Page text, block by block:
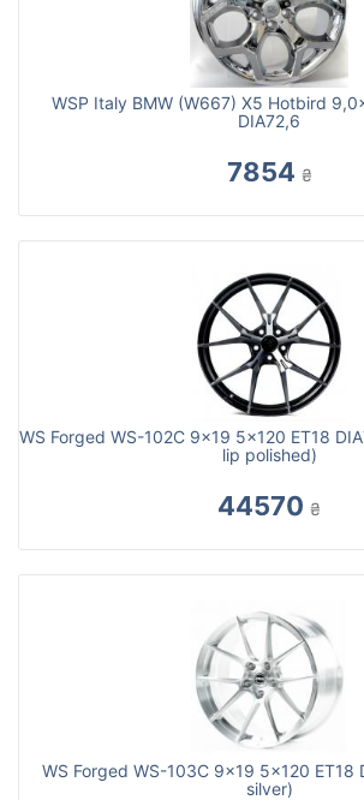
WSP Italy BMW (W667) X5 Hotbird
DIA72,6
7854 ₴
WS Forged WS-102C 9x19 5x120 ET18
lip polished)
44570 ₴
WS Forged WS-103C 9x19 5x120 ET18
silver)